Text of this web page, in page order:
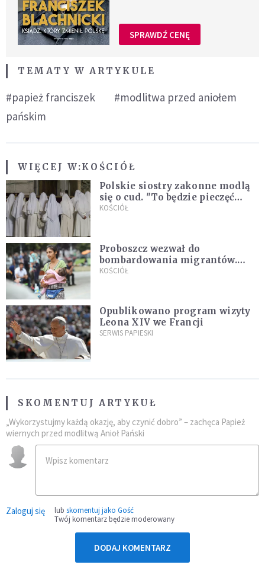
SPRAWDŹ CENĘ
TEMATY W ARTYKULE
#papież franciszek
#modlitwa przed aniołem
pańskim
WIĘCEJ W:KOŚCIÓŁ
Polskie siostry zakonne modlą
się o cud. "To będzie pieczęć
Pana Boga dla naszej wiary"
KOŚCIÓŁ
Proboszcz wezwał do
bombardowania migrantów.
"Masowy ogień przeciwko
KOŚCIÓŁ
Opublikowano program wizyty
Leona XIV we Francji
SERWIS PAPIESKI
SKOMENTUJ ARTYKUŁ
„Wykorzystujmy każdą okazję, aby czynić dobro” – zachęca Papież
wiernych przed modlitwą Anioł Pański
Zaloguj się lub skomentuj jako Gość
Twój komentarz będzie moderowany
DODAJ KOMENTARZ